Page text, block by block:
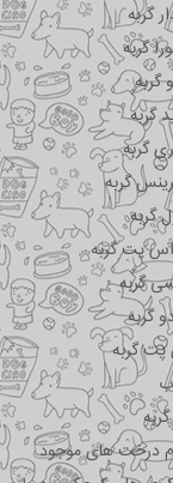
گربه
گربه
گربه
گربه
گربه
گربه
گربه
پت گربه
گربه
گربه
گربه
درخت های موجود